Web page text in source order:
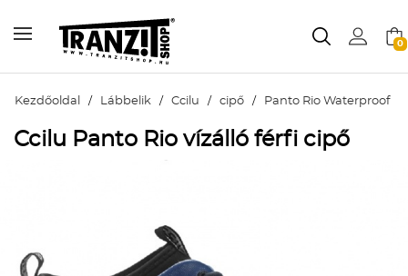
0
Kezdőoldal / Lábbelik / Ccilu / cipő / Panto Rio Waterproof
Ccilu Panto Rio vízálló férfi cipő